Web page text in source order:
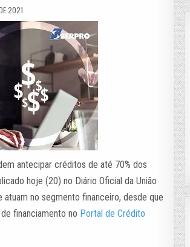
2021
antecipar créditos de até 70% dos
hoje (20) no Diário Oficial da União
atuam no segmento financeiro, desde que
financiamento no Portal de Crédito